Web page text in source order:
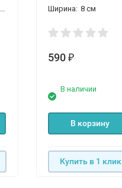
Ширина: 8 см
590 ₽
В наличии
В корзину
Купить в 1 клик